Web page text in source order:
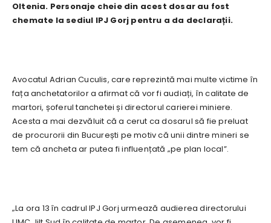
Oltenia. Personaje cheie din acest dosar au fost
chemate la sediul IPJ Gorj pentru a da declarații.
Avocatul Adrian Cuculis, care reprezintă mai multe victime în
fața anchetatorilor a afirmat că vor fi audiați, în calitate de
martori, șoferul tanchetei și directorul carierei miniere.
Acesta a mai dezvăluit că a cerut ca dosarul să fie preluat
de procurorii din București pe motiv că unii dintre mineri se
tem că ancheta ar putea fi influențată „pe plan local”.
„La ora 13 în cadrul IPJ Gorj urmează audierea directorului